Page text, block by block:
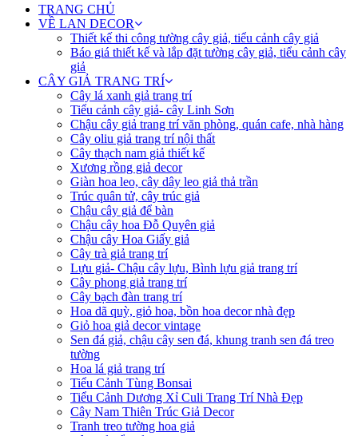
TRANG CHỦ
VỀ LAN DECOR
Thiết kế thi công tường cây giả, tiểu cảnh cây giả
Báo giá thiết kế và lắp đặt tường cây giả, tiểu cảnh cây
giả
CÂY GIẢ TRANG TRÍ
Cây lá xanh giả trang trí
Tiểu cảnh cây giả- cây Linh Sơn
Chậu cây giả trang trí văn phòng, quán cafe, nhà hàng
Cây oliu giả trang trí nội thất
Cây thạch nam giả thiết kế
Xương rồng giả decor
Giàn hoa leo, cây dây leo giả thả trần
Trúc quân tử, cây trúc giả
Chậu cây giả để bàn
Chậu cây hoa Đỗ Quyên giả
Chậu cây Hoa Giấy giả
Cây trà giả trang trí
Lựu giả- Chậu cây lựu, Bình lựu giả trang trí
Cây phong giả trang trí
Cây bạch đàn trang trí
Hoa dã quỳ, giỏ hoa, bồn hoa decor nhà đẹp
Giỏ hoa giả decor vintage
Sen đá giả, chậu cây sen đá, khung tranh sen đá treo
tường
Hoa lá giả trang trí
Tiểu Cảnh Tùng Bonsai
Tiểu Cảnh Dương Xỉ Culi Trang Trí Nhà Đẹp
Cây Nam Thiên Trúc Giả Decor
Tranh treo tường hoa giả